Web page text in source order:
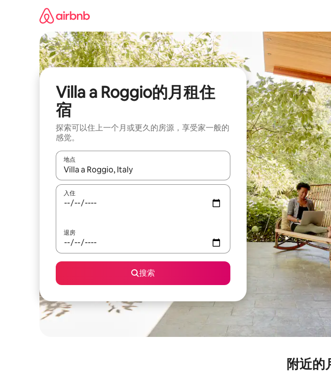
Villa a Roggio的月租住
宿
探索可以住上一个月或更久的房源，享受家一般的
感觉。
地点
如有搜索结果，请使用上下方向键查看，或通过点击或滑动手势浏览。
入住
退房
搜索
附近的